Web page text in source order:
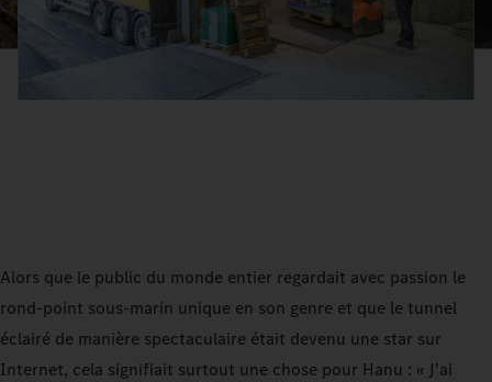
Alors que le public du monde entier regardait avec passion le
rond-point sous-marin unique en son genre et que le tunnel
éclairé de manière spectaculaire était devenu une star sur
Internet, cela signifiait surtout une chose pour Hanu : « J’ai